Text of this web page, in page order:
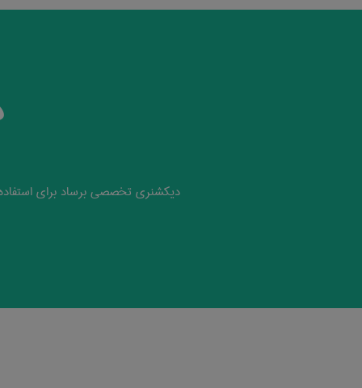
دیکشنری تخصصی برساد برای